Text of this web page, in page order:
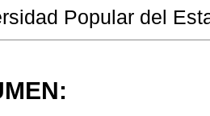
Popular del